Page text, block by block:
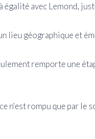
avec Lemond,
lieu géographique et
remporte une
n'est rompu que par le